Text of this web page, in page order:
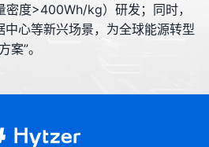
密度>400Wh/kg）研发；同时，
心等新兴场景，为全球能源转型
案”。